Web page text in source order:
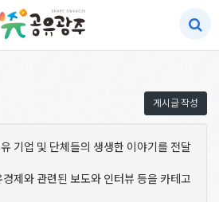
게시글 작성
기업 및 단체들의 생생한 이야기를 전달
제와 관련된 보도와 인터뷰 등을 카테고